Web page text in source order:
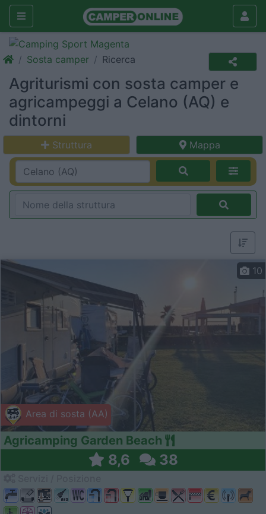
Sosta camper Ricerca
Agriturismi con sosta camper e
agricampeggi a Celano (AQ) e
dintorni
Struttura Mappa
Area di sosta (AA)
10
Agricamping Garden Beach
8,6 38